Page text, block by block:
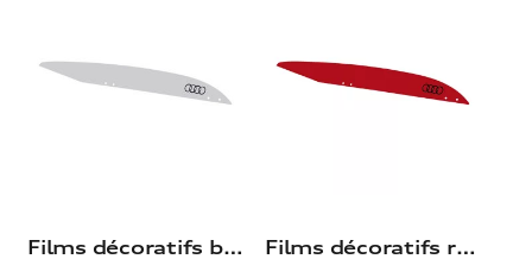
Films décoratifs blanc glacier pour coffre de toit 430 l Films décoratifs rouge tango pour coffre de toit 430 l